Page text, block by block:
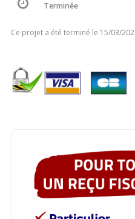
Terminée
Ce projet a été terminé le 15/03/